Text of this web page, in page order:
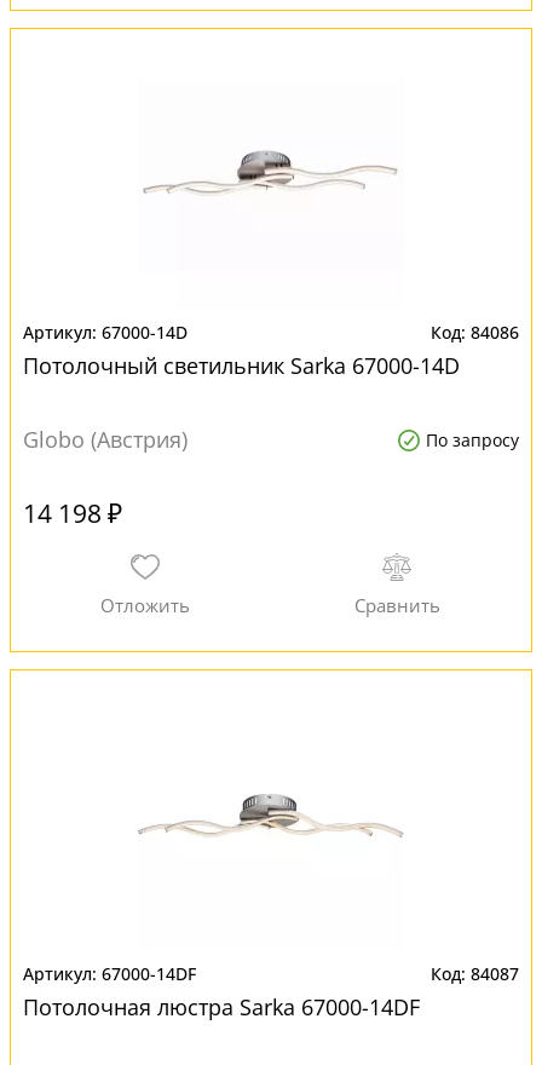
67000-14D 84086
Потолочный светильник Sarka 67000-14D
Globo (Австрия) По запросу
14 198 ₽
67000-14DF 84087
Потолочная люстра Sarka 67000-14DF